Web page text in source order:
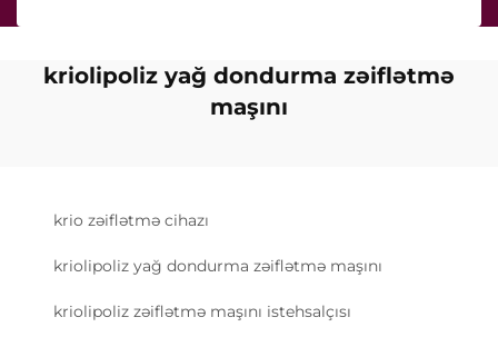
kriolipoliz yağ dondurma zəiflətmə
maşını
krio zəiflətmə cihazı
kriolipoliz yağ dondurma zəiflətmə maşını
kriolipoliz zəiflətmə maşını istehsalçısı